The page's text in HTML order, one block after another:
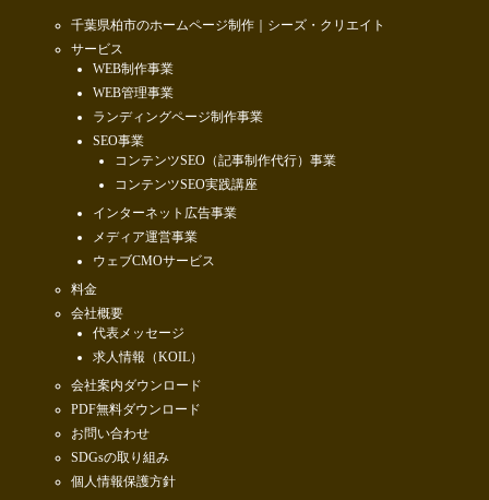
千葉県柏市のホームページ制作｜シーズ・クリエイト
サービス
WEB制作事業
WEB管理事業
ランディングページ制作事業
SEO事業
コンテンツSEO（記事制作代行）事業
コンテンツSEO実践講座
インターネット広告事業
メディア運営事業
ウェブCMOサービス
料金
会社概要
代表メッセージ
求人情報（KOIL）
会社案内ダウンロード
PDF無料ダウンロード
お問い合わせ
SDGsの取り組み
個人情報保護方針